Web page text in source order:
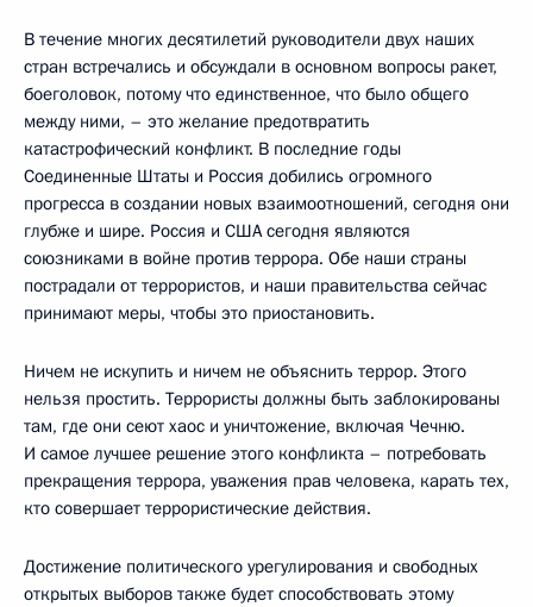
В течение многих десятилетий руководители двух наших
стран встречались и обсуждали в основном вопросы ракет,
боеголовок, потому что единственное, что было общего
между ними, – это желание предотвратить
катастрофический конфликт. В последние годы
Соединенные Штаты и Россия добились огромного
прогресса в создании новых взаимоотношений, сегодня они
глубже и шире. Россия и США сегодня являются
союзниками в войне против террора. Обе наши страны
пострадали от террористов, и наши правительства сейчас
принимают меры, чтобы это приостановить.
Ничем не искупить и ничем не объяснить террор. Этого
нельзя простить. Террористы должны быть заблокированы
там, где они сеют хаос и уничтожение, включая Чечню.
И самое лучшее решение этого конфликта – потребовать
прекращения террора, уважения прав человека, карать тех,
кто совершает террористические действия.
Достижение политического урегулирования и свободных
открытых выборов также будет способствовать этому